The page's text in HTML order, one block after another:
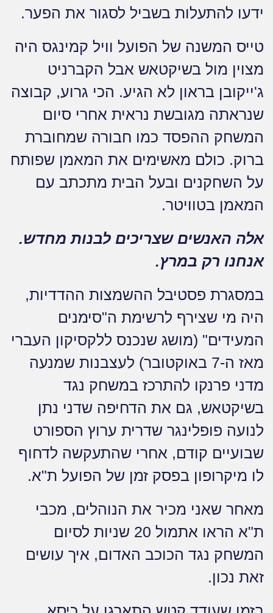
ידעו להתעלות בשביל לסגור את הפער.
טייס המשנה של הפועל וויל קמינגס היה
מצוין מול בשיקטאש אבל הקברניט
ג'ייקובן בראון לא הגיע. הכי גרוע, קבוצה
שנראתה מגובשת נראית אחרי סיום
המשחק ההפסד כמו חבורה שמחוברת
ברוק. כולם מאשימים את המאמן שפותח
על השחקנים ובעל הבית מתכתב עם
המאמן בטוויטר.
אלה האנשים שצריכים לבנות מחדש.
אנחנו רק במרץ.
במסגרת פסטיבל ההשמצות ההדדיות,
היה מי שצירף לרשימת ה"סימנים
המעידים" (מושג שנכנס ללקסיקון העברי
מאז ה-7 באוקטובר) לעצבנות שמנעה
מדני פרנקו להתרכז במשחק נגד
בשיקטאש, גם את הדחיפה שדני נתן
לנועה פופלינגר שדרית ערוץ הספורט
שבועיים קודם, אחרי שהתעקשה לדחוף
לו מיקרופון בפסק זמן של הפועל ת"א.
מאחר שאני מכיר את הנוהלים, מכבי
ת"א הראו אתמול 20 שניות לסיום
המשחק נגד הכוכב האדום, איך עושים
זאת נכון.